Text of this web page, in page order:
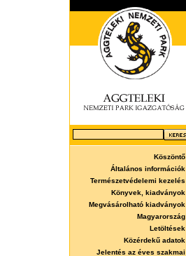
Köszöntő
Általános információk
Természetvédelemi kezelés
Könyvek, kiadványok
Megvásárolható kiadványok
Magyarország
Letöltések
Közérdekű adatok
Jelentés az éves szakmai